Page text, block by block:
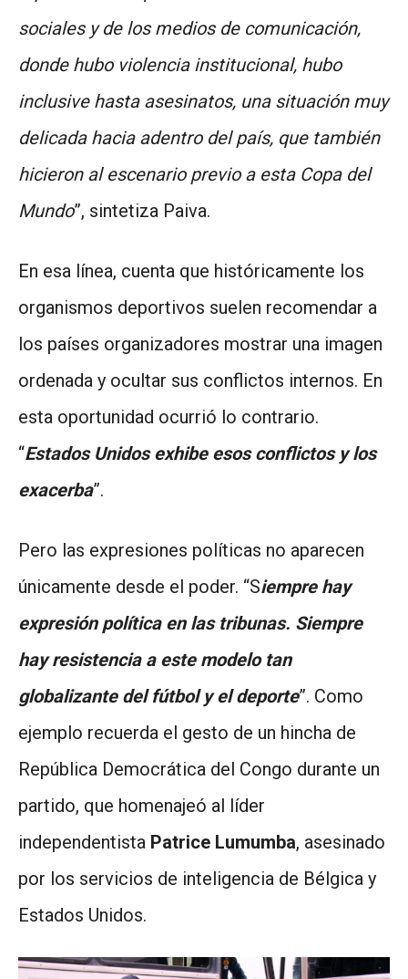
sociales y de los medios de comunicación,
donde hubo violencia institucional, hubo
inclusive hasta asesinatos, una situación muy
delicada hacia adentro del país, que también
hicieron al escenario previo a esta Copa del
Mundo”, sintetiza Paiva.
En esa línea, cuenta que históricamente los
organismos deportivos suelen recomendar a
los países organizadores mostrar una imagen
ordenada y ocultar sus conflictos internos. En
esta oportunidad ocurrió lo contrario.
“Estados Unidos exhibe esos conflictos y los
exacerba”.
Pero las expresiones políticas no aparecen
únicamente desde el poder. “Siempre hay
expresión política en las tribunas. Siempre
hay resistencia a este modelo tan
globalizante del fútbol y el deporte”. Como
ejemplo recuerda el gesto de un hincha de
República Democrática del Congo durante un
partido, que homenajeó al líder
independentista Patrice Lumumba, asesinado
por los servicios de inteligencia de Bélgica y
Estados Unidos.